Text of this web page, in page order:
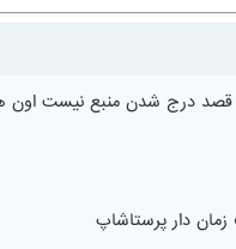
درج شدن منبع نیست اون
دار پرستاشاپ